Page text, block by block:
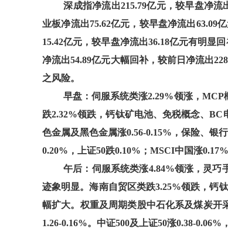
深成指净流出215.79亿元，较早盘净流
业板净流出75.62亿元，较早盘净流出63.09
15.42亿元，较早盘净流出36.18亿元有明显
净流出54.89亿元大幅回补，较前日净流出
之风险。
早盘：伺服系统类涨2.29%领涨，
跌2.32%领跌，钙钛矿电池、免税概念、
色金属及黑色金属涨0.56-0.15%，保险、银
0.20%，上证50跌0.10%；MSCI中国涨
午后：伺服系统类涨4.84%领涨，灵巧
迹象明显。海南自贸区类跌3.25%领跌，钙
幅扩大。权重及周期类股中石化系及煤炭开
1.26-0.16%。中证500及上证50涨0.38-